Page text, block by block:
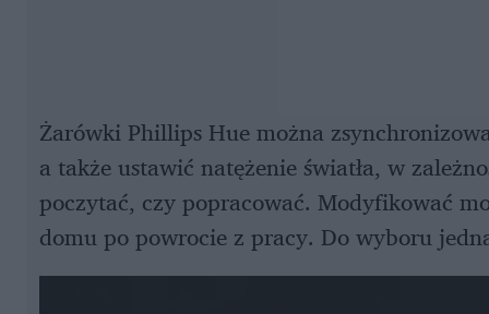
Żarówki Phillips Hue można
a także ustawić natężenie światła, w
poczytać, czy popracować. Modyfikować
domu po powrocie z pracy. Do wyboru